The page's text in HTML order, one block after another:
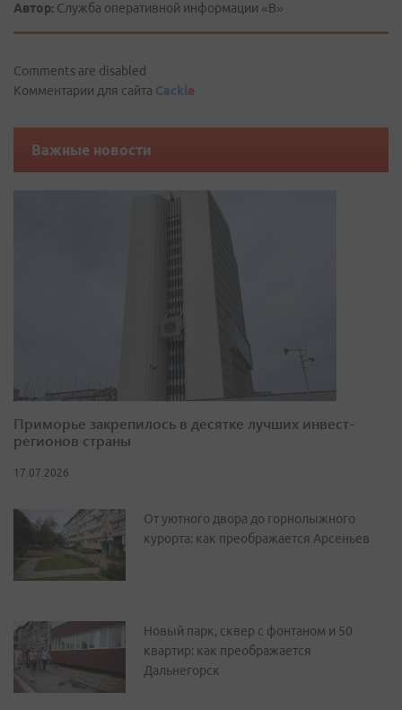
Автор: Служба оперативной информации «В»
Comments are disabled
Комментарии для сайта Cackle
Важные новости
Приморье закрепилось в десятке лучших инвест-
регионов страны
17.07.2026
От уютного двора до горнолыжного
курорта: как преображается Арсеньев
Новый парк, сквер с фонтаном и 50
квартир: как преображается
Дальнегорск